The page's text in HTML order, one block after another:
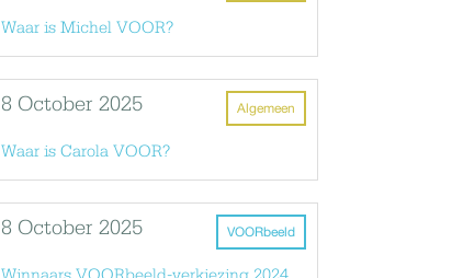
Waar is Michel VOOR?
Algemeen
8 October 2025
Waar is Carola VOOR?
VOORbeeld
8 October 2025